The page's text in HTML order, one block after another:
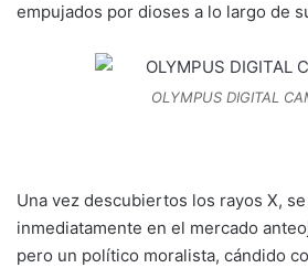
empujados por dioses a lo largo de
OLYMPUS DIGITAL
Una vez descubiertos los rayos X,
inmediatamente en el mercado
pero un político moralista, cándido